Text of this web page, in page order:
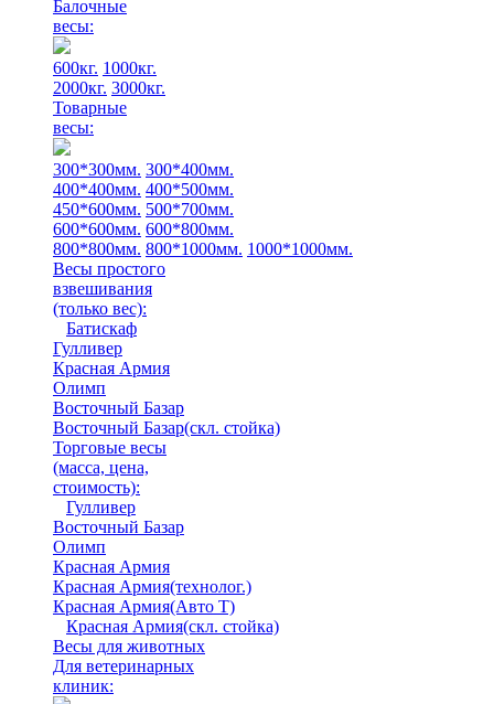
Балочные
весы:
600кг. 1000кг.
2000кг. 3000кг.
Товарные
весы:
300*300мм. 300*400мм.
400*400мм. 400*500мм.
450*600мм. 500*700мм.
600*600мм. 600*800мм.
800*800мм. 800*1000мм. 1000*1000мм.
Весы простого
взвешивания
(только вес):
Батискаф
Гулливер
Красная Армия
Олимп
Восточный Базар
Восточный Базар(скл. стойка)
Торговые весы
(масса, цена,
стоимость):
Гулливер
Восточный Базар
Олимп
Красная Армия
Красная Армия(технолог.)
Красная Армия(Авто Т)
Красная Армия(скл. стойка)
Весы для животных
Для ветеринарных
клиник: